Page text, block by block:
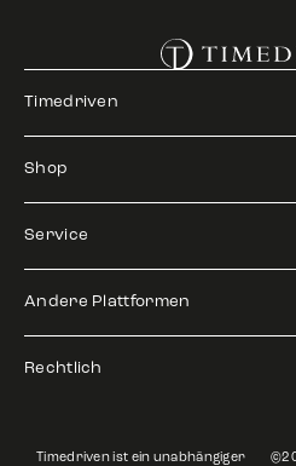
Timedriven
Shop
Service
Andere Plattformen
Rechtlich
Timedriven ist ein unabhängiger